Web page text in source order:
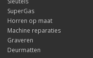
SuperGas
Horren op maat
Machine reparaties
Graveren
Deurmatten